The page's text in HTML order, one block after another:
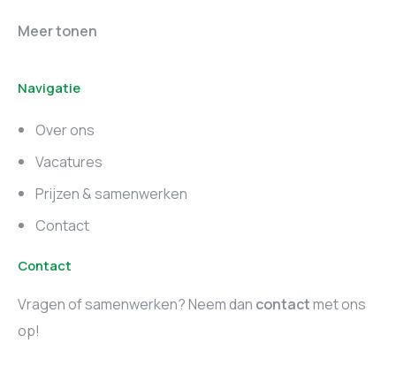
Online marketing
Marketing vacatures
Zuid-Holland
Marketing vacatures
Utrecht
Meer tonen
Navigatie
Over ons
Vacatures
Prijzen & samenwerken
Contact
Contact
Vragen of samenwerken? Neem dan contactmet ons
op!